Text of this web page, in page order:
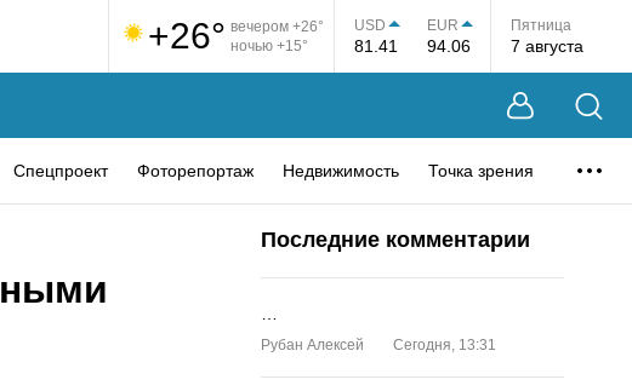
+26° вечером +26°
ночью +15°
USD
81.41
EUR
94.06
Пятница
7 августа
Спецпроект Фоторепортаж Недвижимость Точка зрения
Последние комментарии
Рубан Алексей Сегодня, 13:31